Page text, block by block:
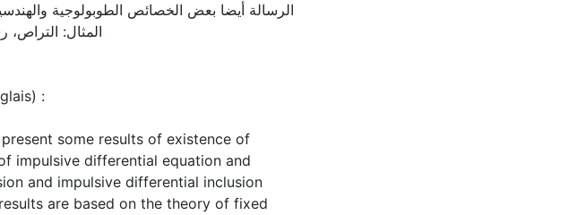
الرسالة أيضا بعض الخصائص الطوبولوجية
المثال: التراص،
:
some results of existence of
impulsive differential equation and
and impulsive differential inclusion
are based on the theory of fixed